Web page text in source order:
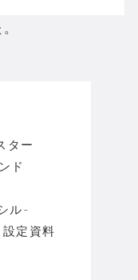
ター
ド
ル-
定資料